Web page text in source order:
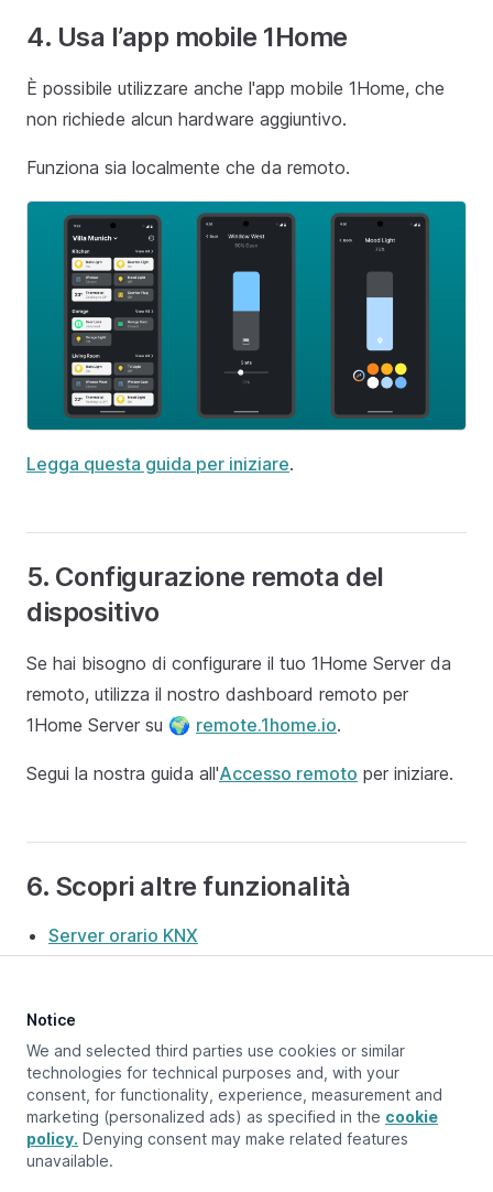
4. Usa l’app mobile 1Home
È possibile utilizzare anche l'app mobile 1Home, che
non richiede alcun hardware aggiuntivo.
Funziona sia localmente che da remoto.
Legga questa guida per iniziare.
5. Configurazione remota del
dispositivo
Se hai bisogno di configurare il tuo 1Home Server da
remoto, utilizza il nostro dashboard remoto per
1Home Server su 🌍 remote.1home.io.
Segui la nostra guida all'Accesso remoto per iniziare.
6. Scopri altre funzionalità
Server orario KNX
Aggiornato a:
Pagina precedente
Panoramica
Notice
We and selected third parties use cookies or similar
technologies for technical purposes and, with your
consent, for functionality, experience, measurement and
marketing (personalized ads) as specified in the cookie
policy. Denying consent may make related features
unavailable.